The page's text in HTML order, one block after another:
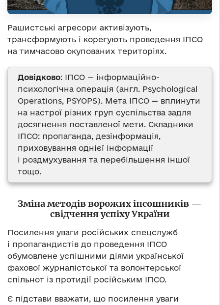
Рашистські агресори активізують,
трансформують і корегують проведення ІПСО
на тимчасово окупованих територіях.
Довідково: ІПСО — інформаційно-
психологічна операція (англ. Psychological
Operations, PSYOPS). Мета ІПСО — вплинути
на настрої різних груп суспільства задля
досягнення поставленої мети. Складники
ІПСО: пропаганда, дезінформація,
приховування однієї інформації
і роздмухування та перебільшення іншої
тощо.
Зміна методів ворожих іпсошників —
свідчення успіху України
Посилення уваги російських спецслужб
і пропагандистів до проведення ІПСО
обумовлене успішними діями української
фахової журналістської та волонтерської
спільнот із протидії російським ІПСО.
Є підстави вважати, що посилення уваги